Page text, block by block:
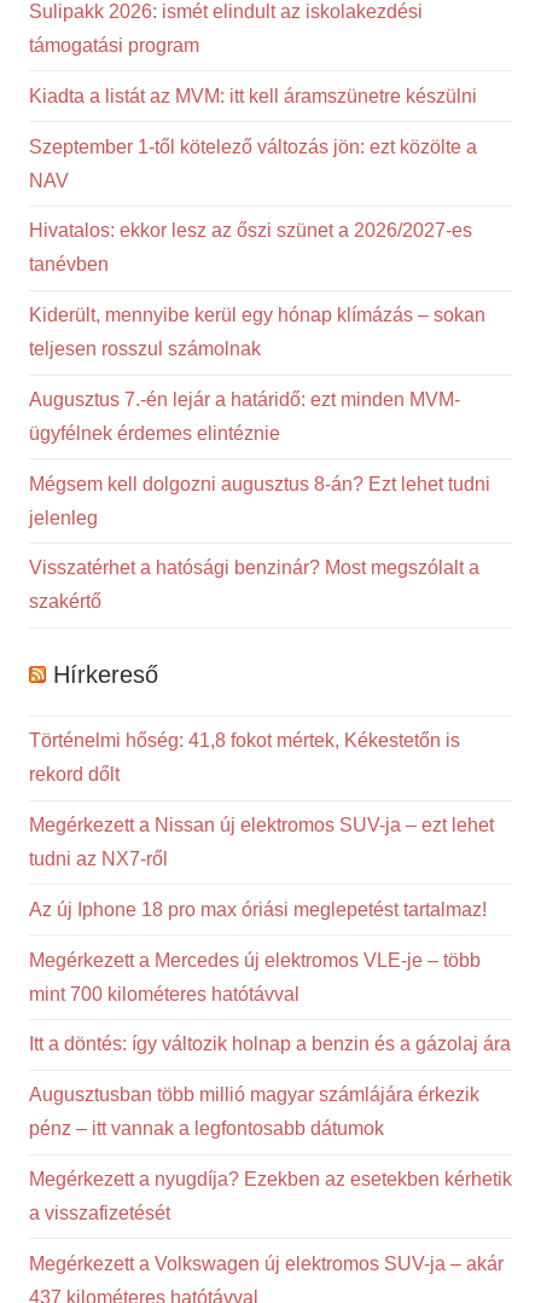
Sulipakk 2026: ismét elindult az iskolakezdési
támogatási program
Kiadta a listát az MVM: itt kell áramszünetre készülni
Szeptember 1-től kötelező változás jön: ezt közölte a
NAV
Hivatalos: ekkor lesz az őszi szünet a 2026/2027-es
tanévben
Kiderült, mennyibe kerül egy hónap klímázás – sokan
teljesen rosszul számolnak
Augusztus 7.-én lejár a határidő: ezt minden MVM-
ügyfélnek érdemes elintéznie
Mégsem kell dolgozni augusztus 8-án? Ezt lehet tudni
jelenleg
Visszatérhet a hatósági benzinár? Most megszólalt a
szakértő
Hírkereső
Történelmi hőség: 41,8 fokot mértek, Kékestetőn is
rekord dőlt
Megérkezett a Nissan új elektromos SUV-ja – ezt lehet
tudni az NX7-ről
Az új Iphone 18 pro max óriási meglepetést tartalmaz!
Megérkezett a Mercedes új elektromos VLE-je – több
mint 700 kilométeres hatótávval
Itt a döntés: így változik holnap a benzin és a gázolaj ára
Augusztusban több millió magyar számlájára érkezik
pénz – itt vannak a legfontosabb dátumok
Megérkezett a nyugdíja? Ezekben az esetekben kérhetik
a visszafizetését
Megérkezett a Volkswagen új elektromos SUV-ja – akár
437 kilométeres hatótávval